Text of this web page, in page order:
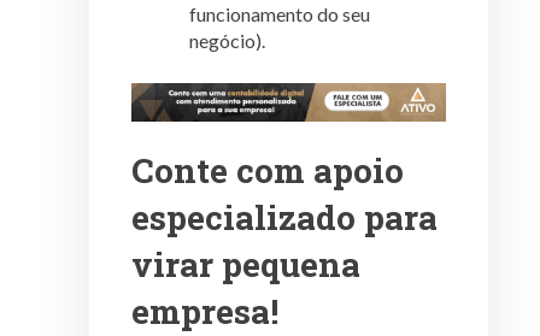
funcionamento do seu
negócio).
Conte com apoio
especializado para
virar pequena
empresa!